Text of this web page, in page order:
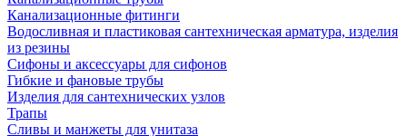
Канализационные фитинги
Водосливная и пластиковая сантехническая арматура, изделия
из резины
Сифоны и аксессуары для сифонов
Гибкие и фановые трубы
Изделия для сантехнических узлов
Трапы
Сливы и манжеты для унитаза